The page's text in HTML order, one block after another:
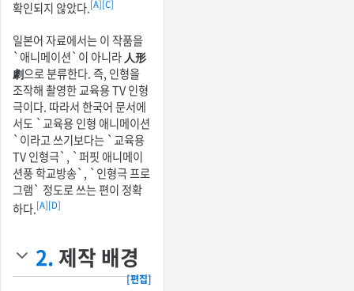
확인되지 않았다.[A][C]
일본어 자료에서는 이 작품을
`애니메이션`이 아니라 人形
劇으로 분류한다. 즉, 인형을
조작해 촬영한 교육용 TV 인형
극이다. 따라서 한국어 문서에
서도 `교육용 인형 애니메이션
`이라고 쓰기보다는 `교육용
TV 인형극`, `퍼핏 애니메이
션풍 학교방송`, `인형극 프로
그램` 정도로 쓰는 편이 정확
하다.[A][D]
2.제작 배경
[편집]